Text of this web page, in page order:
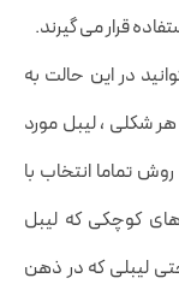
قرار می گیرند.
در این حالت به
شکلی ، لیبل مورد
تماما انتخاب با
کوچکی که لیبل
لیبلی که در ذهن